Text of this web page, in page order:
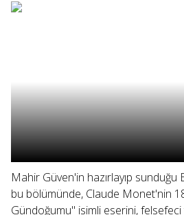
Mahir Güven'in hazırlayıp
bu bölümünde, Claude Monet'nin
Gündoğumu" isimli eserini,